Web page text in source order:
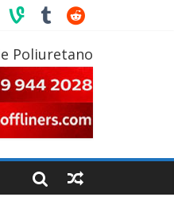
Poliuretano